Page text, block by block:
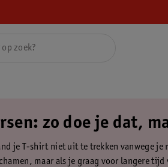
zo doe je dat,
je T-shirt niet uit te trekken vanwege je
maar als je graag voor langere